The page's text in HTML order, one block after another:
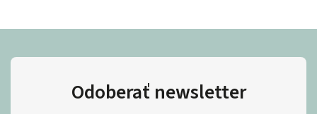
Odoberať newsletter